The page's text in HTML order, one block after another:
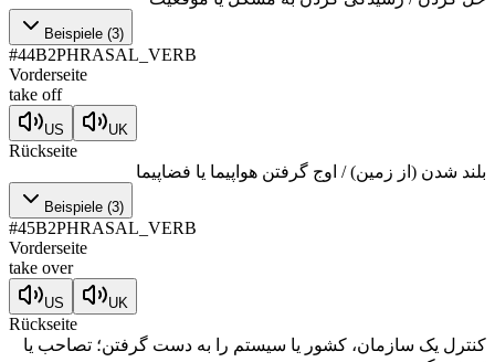
Beispiele (3)
#44B2PHRASAL_VERB
Vorderseite
take off
US UK
Rückseite
بلند شدن (از زمین) / اوج گرفتن هواپیما یا فضاپیما
Beispiele (3)
#45B2PHRASAL_VERB
Vorderseite
take over
US UK
Rückseite
کنترل یک سازمان، کشور یا سیستم را به دست گرفتن؛ تصاحب یا